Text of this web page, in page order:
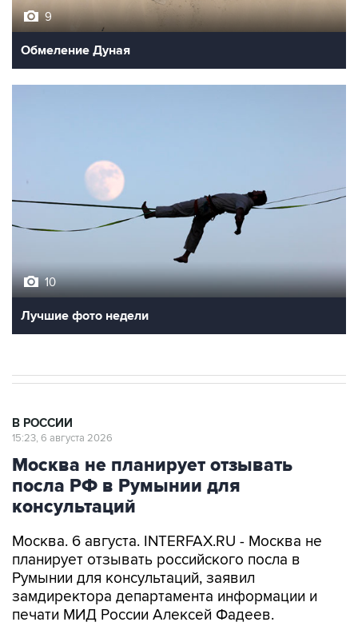
9
Обмеление Дуная
10
Лучшие фото недели
В РОССИИ
15:23, 6 августа 2026
Москва не планирует отзывать
посла РФ в Румынии для
консультаций
Москва. 6 августа. INTERFAX.RU - Москва не
планирует отзывать российского посла в
Румынии для консультаций, заявил
замдиректора департамента информации и
печати МИД России Алексей Фадеев.